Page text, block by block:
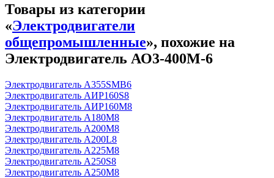
Товары из категории
«Электродвигатели
общепромышленные», похожие на
Электродвигатель АО3-400М-6
Электродвигатель А355SМВ6
Электродвигатель АИР160S8
Электродвигатель АИР160М8
Электродвигатель А180М8
Электродвигатель А200М8
Электродвигатель А200L8
Электродвигатель А225М8
Электродвигатель А250S8
Электродвигатель А250М8